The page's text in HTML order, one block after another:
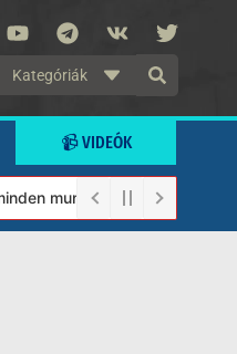
Kategóriák
📹 VIDEÓK
munkánkat segíteni